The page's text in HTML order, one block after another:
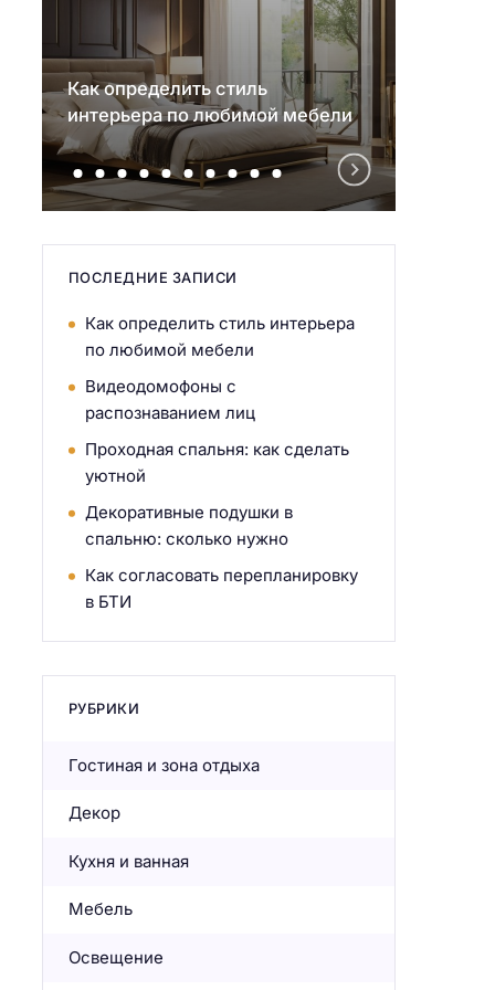
Как определить стиль
интерьера по любимой мебели
ПОСЛЕДНИЕ ЗАПИСИ
Как определить стиль интерьера
по любимой мебели
Видеодомофоны с
распознаванием лиц
Проходная спальня: как сделать
уютной
Декоративные подушки в
спальню: сколько нужно
Как согласовать перепланировку
в БТИ
РУБРИКИ
Гостиная и зона отдыха
Декор
Кухня и ванная
Мебель
Освещение